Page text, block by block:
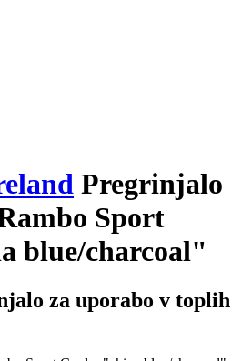
Pregrinjalo
Sport
blue/charcoal"
za uporabo v toplih